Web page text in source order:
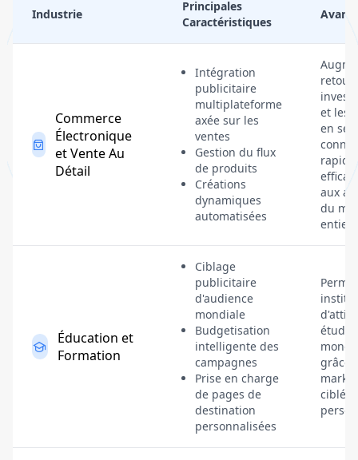
Industrie
Principales
Caractéristiques
Commerce
Électronique
et Vente Au
Détail
Intégration
publicitaire
multiplateforme
axée sur les
ventes
Gestion du flux
de produits
Créations
dynamiques
automatisées
retour
et les
en se
aux
du
entier.
Éducation et
Formation
Ciblage
publicitaire
d'audience
mondiale
Budgetisation
intelligente des
campagnes
Prise en charge
de pages de
destination
personnalisées
grâce
ciblé